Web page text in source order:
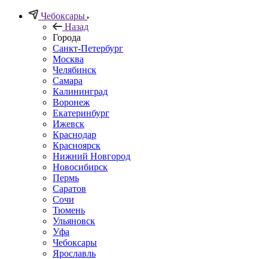
Чебоксары
Назад
Города
Санкт-Петербург
Москва
Челябинск
Самара
Калининград
Воронеж
Екатеринбург
Ижевск
Краснодар
Красноярск
Нижний Новгород
Новосибирск
Пермь
Саратов
Сочи
Тюмень
Ульяновск
Уфа
Чебоксары
Ярославль